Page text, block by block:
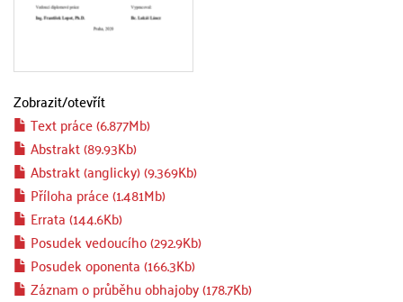
Zobrazit/otevřít
Text práce (6.877Mb)
Abstrakt (89.93Kb)
Abstrakt (anglicky) (9.369Kb)
Příloha práce (1.481Mb)
Errata (144.6Kb)
Posudek vedoucího (292.9Kb)
Posudek oponenta (166.3Kb)
Záznam o průběhu obhajoby (178.7Kb)